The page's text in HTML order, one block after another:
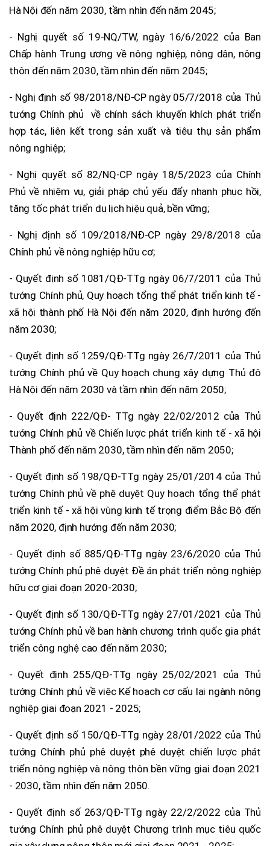
Hà Nội đến năm 2030, tầm nhìn đến năm 2045;
- Nghị quyết số 19-NQ/TW, ngày 16/6/2022 của Ban
Chấp hành Trung ương về nông nghiệp, nông dân, nông
thôn đến năm 2030, tầm nhìn đến năm 2045;
- Nghị định số 98/2018/NĐ-CP ngày 05/7/2018 của Thủ
tướng Chính phủ về chính sách khuyến khích phát triển
hợp tác, liên kết trong sản xuất và tiêu thụ sản phẩm
nông nghiệp;
- Nghị quyết số 82/NQ-CP ngày 18/5/2023 của Chính
Phủ về nhiệm vụ, giải pháp chủ yếu đẩy nhanh phục hồi,
tăng tốc phát triển du lịch hiệu quả, bền vững;
- Nghị định số 109/2018/NĐ-CP ngày 29/8/2018 của
Chính phủ về nông nghiệp hữu cơ;
- Quyết định số 1081/QĐ-TTg ngày 06/7/2011 của Thủ
tướng Chính phủ, Quy hoạch tổng thể phát triển kinh tế -
xã hội thành phố Hà Nội đến năm 2020, định hướng đến
năm 2030;
- Quyết định số 1259/QĐ-TTg ngày 26/7/2011 của Thủ
tướng Chính phủ về Quy hoạch chung xây dựng Thủ đô
Hà Nội đến năm 2030 và tầm nhìn đến năm 2050;
- Quyết định 222/QĐ- TTg ngày 22/02/2012 của Thủ
tướng Chính phủ về Chiến lược phát triển kinh tế - xã hội
Thành phố đến năm 2030, tầm nhìn đến năm 2050;
- Quyết định số 198/QĐ-TTg ngày 25/01/2014 của Thủ
tướng Chính phủ về phê duyệt Quy hoạch tổng thể phát
triển kinh tế - xã hội vùng kinh tế trọng điểm Bắc Bộ đến
năm 2020, định hướng đến năm 2030;
- Quyết định số 885/QĐ-TTg ngày 23/6/2020 của Thủ
tướng Chính phủ phê duyệt Đề án phát triển nông nghiệp
hữu cơ giai đoạn 2020-2030;
- Quyết định số 130/QĐ-TTg ngày 27/01/2021 của Thủ
tướng Chính phủ về ban hành chương trình quốc gia phát
triển công nghệ cao đến năm 2030;
- Quyết định 255/QĐ-TTg ngày 25/02/2021 của Thủ
tướng Chính phủ về việc Kế hoạch cơ cấu lại ngành nông
nghiệp giai đoạn 2021 - 2025;
- Quyết định số 150/QĐ-TTg ngày 28/01/2022 của Thủ
tướng Chính phủ phê duyệt phê duyệt chiến lược phát
triển nông nghiệp và nông thôn bền vững giai đoạn 2021
- 2030, tầm nhìn đến năm 2050.
- Quyết định số 263/QĐ-TTg ngày 22/2/2022 của Thủ
tướng Chính phủ phê duyệt Chương trình mục tiêu quốc